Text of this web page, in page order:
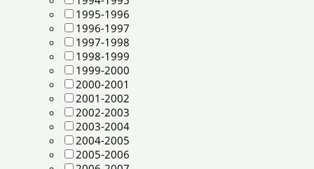
1995-1996
1996-1997
1997-1998
1998-1999
1999-2000
2000-2001
2001-2002
2002-2003
2003-2004
2004-2005
2005-2006